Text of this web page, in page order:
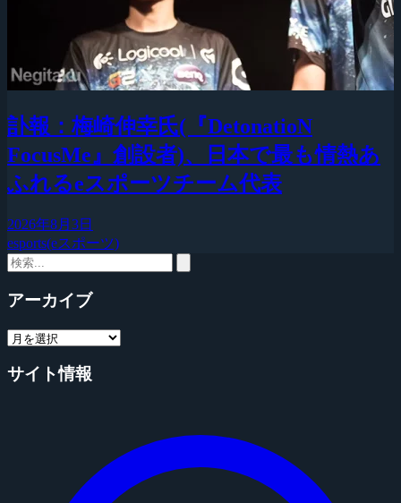
訃報：梅崎伸幸氏(『DetonatioN
FocusMe』創設者)、日本で最も情熱あ
ふれるeスポーツチーム代表
2026年8月3日
esports(eスポーツ)
アーカイブ
サイト情報